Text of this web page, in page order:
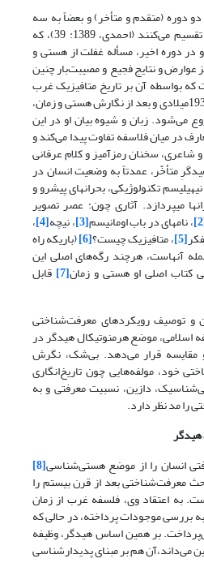
دوره (متقدم و متأخر) و بعضاً به سه
دوره (متقدم، میانی و متأخر) تقسیم می‌کنند (احمدی، 1389: 39)، که
در دوره اخیر، مسأله غفلت از هستی و
عوارض و نتایج فجیع و مصیبت‌بار چنین
بواسطه آن بر تاریخ متافیزیک غرب
تقریبا، سال 1935میلادی و بعد از نگارش هستی و زمان،
می‌شود. زبان و شیوه بیان او در این
در میان فلاسفه تفاوت پیدا می‌کند و
شاعری، سخنان رمزآمیز و کلام عرفانی
متأخّر، عمدتاً به وضعیت انسان در
تکنولوژیکى، بحران‏هاى پیش‏رو و
مى‏پردازد. آثارى چون: عصر تصویر
، نامه‏اى در باب اومانیسم[3] ، نیچه[4] ،
[5] ، متافیزیک چیست؟[6] (باریکه راه
آنهاست، هرچند رگه‌هاى اصلى این
کتاب اصلى او هستى و زمان[7] قابل
و توصیف رویکردهای معرفت‌شناختی
اسلامی، موضع هرمنوتیکال هیدگر در
و مقایسه قرار می‌دهد. بی‌شک، نگرش
خود، مولفه‌هایی چون تاریخ‌انگاری
دازین، نسبیت معرفتی و به
را مد نظر دارد.
انسان را از موضع هستی‌شناسی[8]
معرفت‌شناختی بعد از قرن بیستم را
به اعتقاد وی، فلسفه غرب از زمان
بررسی موجودات پرداخته، در حالی که
بر همین اساس هیدگر، وظیفه
می‌داند،آن هم بر مبنای پدیدارشناسی